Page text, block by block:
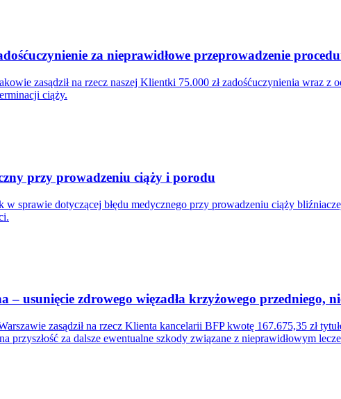
za nieprawidłowe przeprowadzenie
zasądził na rzecz naszej Klientki 75.000 zł zadośćuczynienia wraz z
ciąży.
przy prowadzeniu ciąży i porodu
w sprawie dotyczącej błędu medycznego przy prowadzeniu ciąży
– usunięcie zdrowego więzadła krzyżowego przedniego,
zasądził na rzecz Klienta kancelarii BFP kwotę 167.675,35 zł
przyszłość za dalsze ewentualne szkody związane z nieprawidłowym